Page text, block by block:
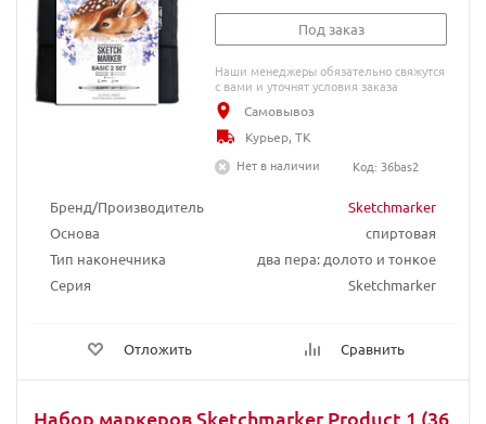
Бренд/Производитель
Sketchmarker
Основа
спиртовая
Тип наконечника
два пера: долото и тонкое
Серия
Sketchmarker
Отложить Сравнить
Под заказ
Наши менеджеры обязательно свяжутся
с вами и уточнят условия заказа
Самовывоз
Курьер, ТК
Нет в наличии
Код: 36bas2
Набор маркеров Sketchmarker Product 1 (36